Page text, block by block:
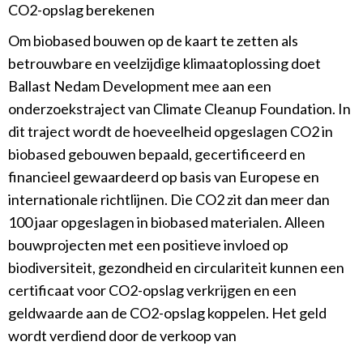
CO2-opslag berekenen
Om biobased bouwen op de kaart te zetten als
betrouwbare en veelzijdige klimaatoplossing doet
Ballast Nedam Development mee aan een
onderzoekstraject van Climate Cleanup Foundation. In
dit traject wordt de hoeveelheid opgeslagen CO2 in
biobased gebouwen bepaald, gecertificeerd en
financieel gewaardeerd op basis van Europese en
internationale richtlijnen. Die CO2 zit dan meer dan
100 jaar opgeslagen in biobased materialen. Alleen
bouwprojecten met een positieve invloed op
biodiversiteit, gezondheid en circulariteit kunnen een
certificaat voor CO2-opslag verkrijgen en een
geldwaarde aan de CO2-opslag koppelen. Het geld
wordt verdiend door de verkoop van